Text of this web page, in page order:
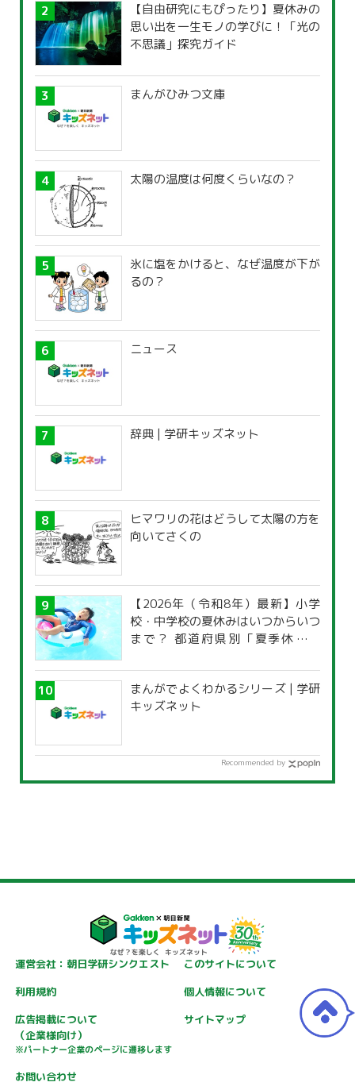
【自由研究にもぴったり】夏休みの
思い出を一生モノの学びに！「光の
不思議」探究ガイド
まんがひみつ文庫
太陽の温度は何度くらいなの？
氷に塩をかけると、なぜ温度が下が
るの？
ニュース
辞典 | 学研キッズネット
ヒマワリの花はどうして太陽の方を
向いてさくの
【2026年（令和8年）最新】小学
校・中学校の夏休みはいつからいつ
まで？ 都道府県別「夏季休暇一
まんがでよくわかるシリーズ | 学研
キッズネット
Recommended by
運営会社：朝日学研シンクエスト
このサイトについて
利用規約
個人情報について
広告掲載について
（企業様向け）
※パートナー企業のページに遷移します
サイトマップ
お問い合わせ